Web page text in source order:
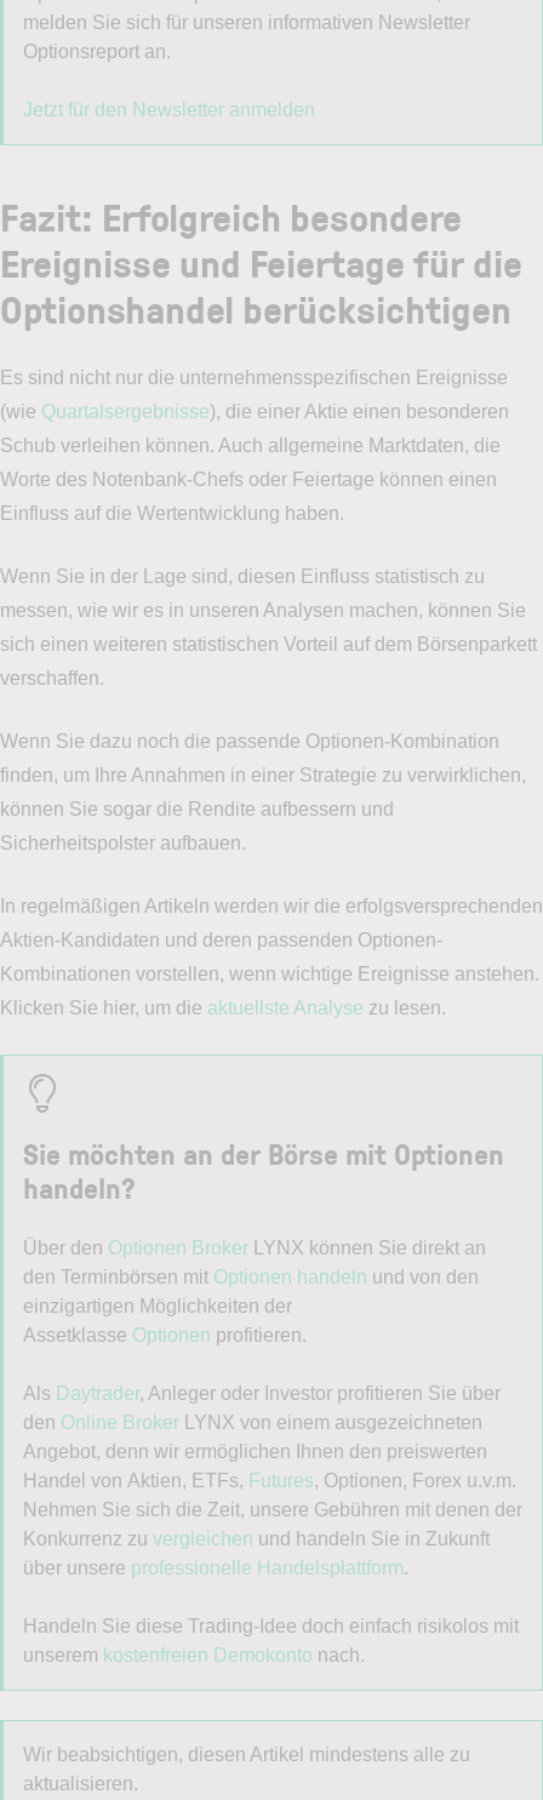
melden Sie sich für unseren informativen Newsletter
Optionsreport an.
Jetzt für den Newsletter anmelden
Fazit: Erfolgreich besondere
Ereignisse und Feiertage für die
Optionshandel berücksichtigen
Es sind nicht nur die unternehmensspezifischen Ereignisse
(wie Quartalsergebnisse), die einer Aktie einen besonderen
Schub verleihen können. Auch allgemeine Marktdaten, die
Worte des Notenbank-Chefs oder Feiertage können einen
Einfluss auf die Wertentwicklung haben.
Wenn Sie in der Lage sind, diesen Einfluss statistisch zu
messen, wie wir es in unseren Analysen machen, können Sie
sich einen weiteren statistischen Vorteil auf dem Börsenparkett
verschaffen.
Wenn Sie dazu noch die passende Optionen-Kombination
finden, um Ihre Annahmen in einer Strategie zu verwirklichen,
können Sie sogar die Rendite aufbessern und
Sicherheitspolster aufbauen.
In regelmäßigen Artikeln werden wir die erfolgsversprechenden
Aktien-Kandidaten und deren passenden Optionen-
Kombinationen vorstellen, wenn wichtige Ereignisse anstehen.
Klicken Sie hier, um die aktuellste Analyse zu lesen.
Sie möchten an der Börse mit Optionen
handeln?
Über den Optionen Broker LYNX können Sie direkt an
den Terminbörsen mit Optionen handeln und von den
einzigartigen Möglichkeiten der
Assetklasse Optionen profitieren.
Als Daytrader, Anleger oder Investor profitieren Sie über
den Online Broker LYNX von einem ausgezeichneten
Angebot, denn wir ermöglichen Ihnen den preiswerten
Handel von Aktien, ETFs, Futures, Optionen, Forex u.v.m.
Nehmen Sie sich die Zeit, unsere Gebühren mit denen der
Konkurrenz zu vergleichen und handeln Sie in Zukunft
über unsere professionelle Handelsplattform.
Handeln Sie diese Trading-Idee doch einfach risikolos mit
unserem kostenfreien Demokonto nach.
Wir beabsichtigen, diesen Artikel mindestens alle zu
aktualisieren.